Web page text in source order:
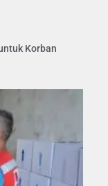
Korban